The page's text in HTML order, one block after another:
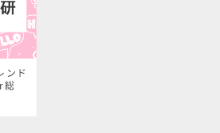
ンド
総